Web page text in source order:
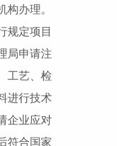
构办理。
规定项目
局申请注
工艺、检
进行技术
企业应对
符合国家